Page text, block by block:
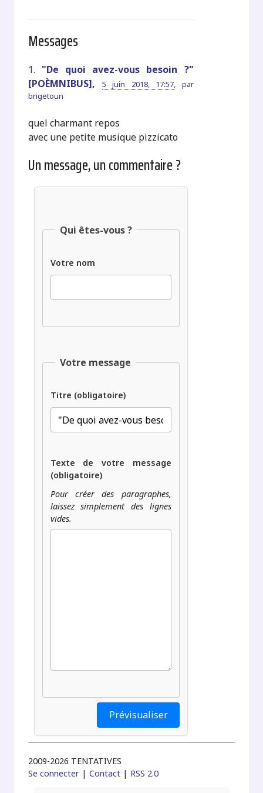
Messages
1. "De quoi avez-vous besoin ?"
[POÈMNIBUS],
5 juin 2018, 17:57, par
brigetoun
quel charmant repos
avec une petite musique pizzicato
Un message, un commentaire ?
Qui êtes-vous ?
Votre nom
Votre message
Titre (obligatoire)
Texte de votre message
(obligatoire)
Pour créer des paragraphes,
laissez simplement des lignes
vides.
2009-2026 TENTATIVES
Se connecter |Contact | RSS 2.0